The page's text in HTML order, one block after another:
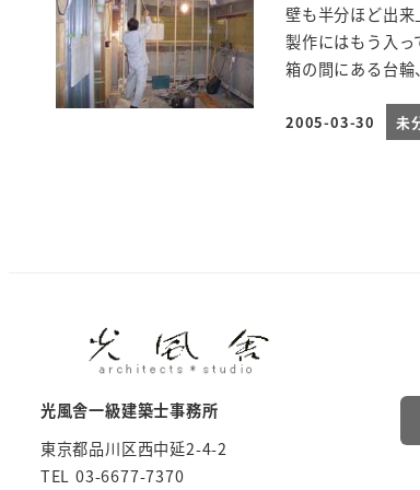
壁も半分ほど出来
製作にはもう入
箱の間にある台
投稿日
2005-03-30 未
光風舎一級建築士事務所
東京都品川区西中延2-4-2
TEL 03-6677-7370